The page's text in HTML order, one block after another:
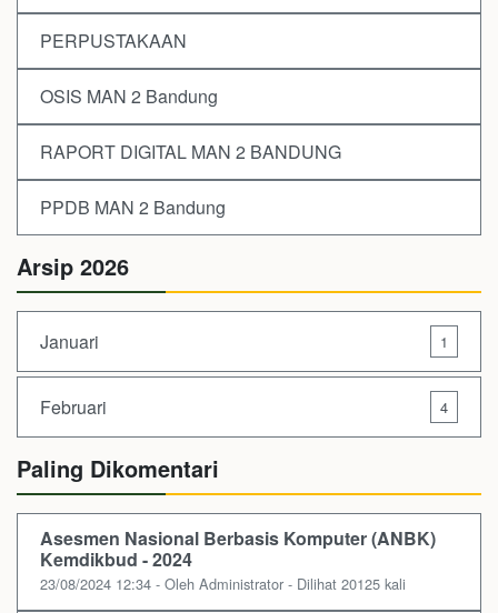
PERPUSTAKAAN
OSIS MAN 2 Bandung
RAPORT DIGITAL MAN 2 BANDUNG
PPDB MAN 2 Bandung
Arsip 2026
Januari 1
Februari 4
Paling Dikomentari
Asesmen Nasional Berbasis Komputer (ANBK)
Kemdikbud - 2024
23/08/2024 12:34 - Oleh Administrator - Dilihat 20125 kali